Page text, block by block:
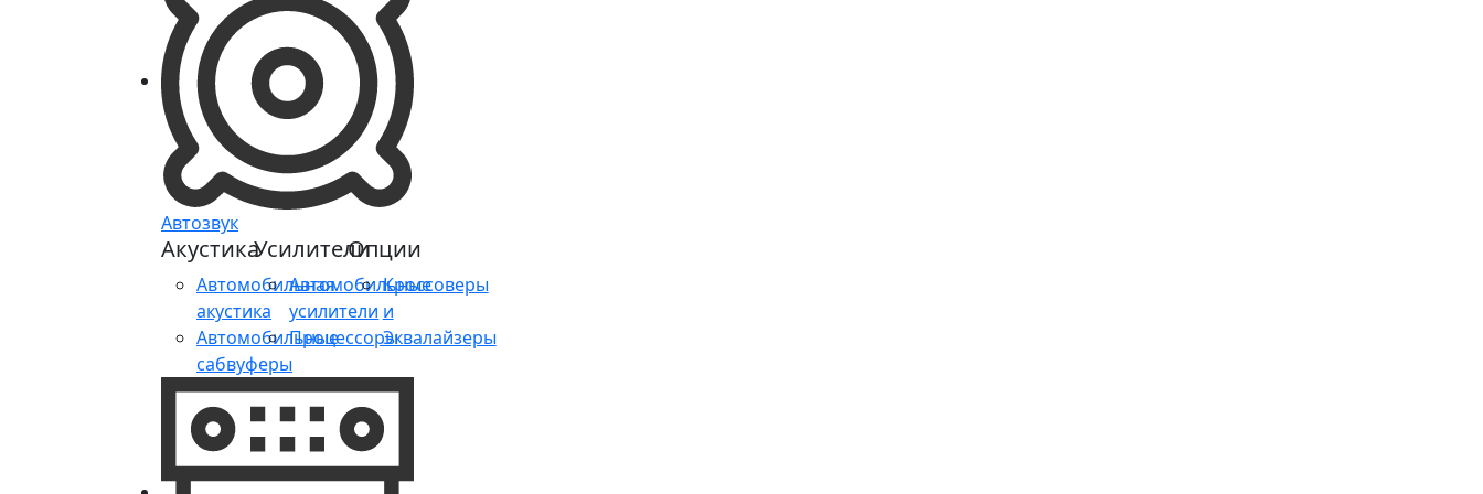
Автозвук
Акустика
Автомобильная
акустика
Автомобильные
сабвуферы
Усилители
Автомобильные
усилители
Процессоры
Опции
Кроссоверы
и
Эквалайзеры